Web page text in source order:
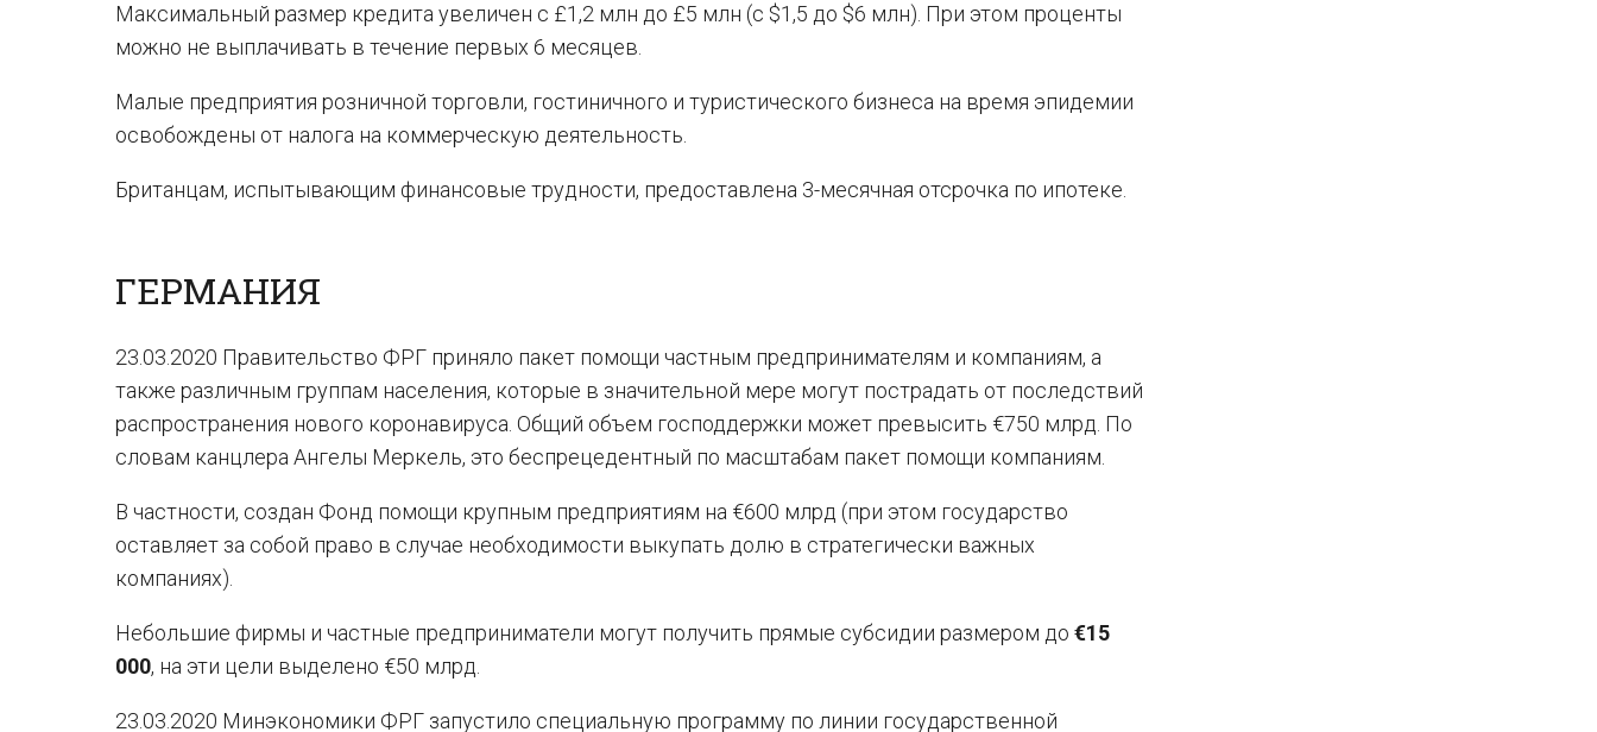
Максимальный размер кредита увеличен с £1,2 млн до £5 млн (с $1,5 до $6 млн). При этом проценты
можно не выплачивать в течение первых 6 месяцев.
Малые предприятия розничной торговли, гостиничного и туристического бизнеса на время эпидемии
освобождены от налога на коммерческую деятельность.
Британцам, испытывающим финансовые трудности, предоставлена 3-месячная отсрочка по ипотеке.
ГЕРМАНИЯ
23.03.2020 Правительство ФРГ приняло пакет помощи частным предпринимателям и компаниям, а
также различным группам населения, которые в значительной мере могут пострадать от последствий
распространения нового коронавируса. Общий объем господдержки может превысить €750 млрд. По
словам канцлера Ангелы Меркель, это беспрецедентный по масштабам пакет помощи компаниям.
В частности, создан Фонд помощи крупным предприятиям на €600 млрд (при этом государство
оставляет за собой право в случае необходимости выкупать долю в стратегически важных
компаниях).
Небольшие фирмы и частные предприниматели могут получить прямые субсидии размером до €15
000, на эти цели выделено €50 млрд.
23.03.2020 Минэкономики ФРГ запустило специальную программу по линии государственной